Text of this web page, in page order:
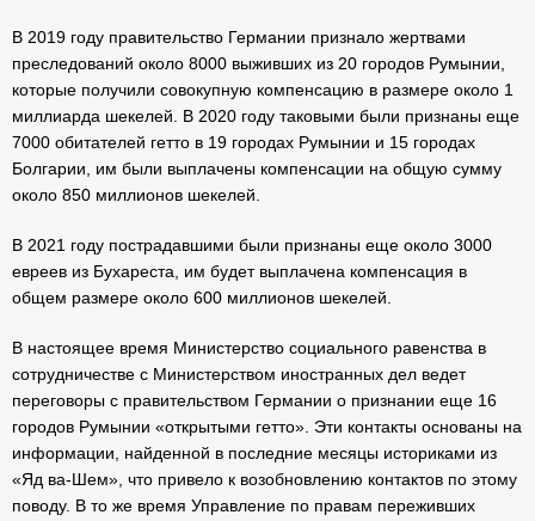
В 2019 году правительство Германии признало жертвами
преследований около 8000 выживших из 20 городов Румынии,
которые получили совокупную компенсацию в размере около 1
миллиарда шекелей. В 2020 году таковыми были признаны еще
7000 обитателей гетто в 19 городах Румынии и 15 городах
Болгарии, им были выплачены компенсации на общую сумму
около 850 миллионов шекелей.
В 2021 году пострадавшими были признаны еще около 3000
евреев из Бухареста, им будет выплачена компенсация в
общем размере около 600 миллионов шекелей.
В настоящее время Министерство социального равенства в
сотрудничестве с Министерством иностранных дел ведет
переговоры с правительством Германии о признании еще 16
городов Румынии «открытыми гетто». Эти контакты основаны на
информации, найденной в последние месяцы историками из
«Яд ва-Шем», что привело к возобновлению контактов по этому
поводу. В то же время Управление по правам переживших